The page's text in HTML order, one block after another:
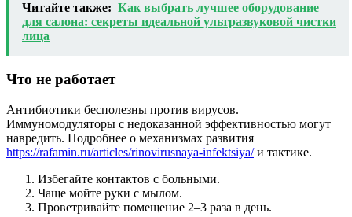
Читайте также: Как выбрать лучшее оборудование
для салона: секреты идеальной ультразвуковой чистки
лица
Что не работает
Антибиотики бесполезны против вирусов.
Иммуномодуляторы с недоказанной эффективностью могут
навредить. Подробнее о механизмах развития
https://rafamin.ru/articles/rinovirusnaya-infektsiya/и тактике.
Избегайте контактов с больными.
Чаще мойте руки с мылом.
Проветривайте помещение 2–3 раза в день.